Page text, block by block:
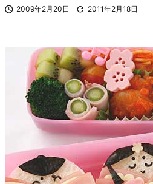
 2009年2月20日  2011年2月18日